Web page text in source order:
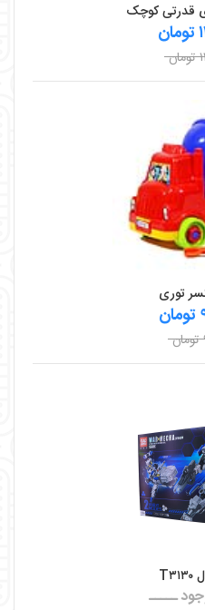
قدرتی کوچک
توری
ـــــ